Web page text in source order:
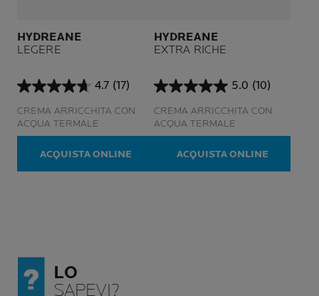
HYDREANE
LEGERE
4.7 (17)
4.7
su
5
stelle.
recensioni
CREMA ARRICCHITA CON
ACQUA TERMALE
ACQUISTA ONLINE
HYDREANE
EXTRA RICHE
5.0 (10)
5.0
su
5
stelle.
recensioni
CREMA ARRICCHITA CON
ACQUA TERMALE
ACQUISTA ONLINE
LO
SAPEVI?